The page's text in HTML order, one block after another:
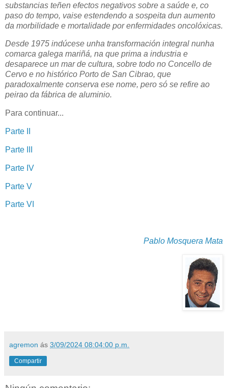
substancias ​​teñen efectos negativos sobre a saúde e, co
paso do tempo, vaise estendendo a sospeita dun aumento
da morbilidade e mortalidade por enfermidades oncolóxicas.
Desde 1975 indúcese unha transformación integral nunha
comarca galega mariñá, na que prima a industria e
desaparece un mar de cultura, sobre todo no Concello de
Cervo e no histórico Porto de San Cibrao, que
paradoxalmente conserva ese nome, pero só se refire ao
peirao da fábrica de aluminio.
Para continuar...
Parte II
Parte III
Parte IV
Parte V
Parte VI
Pablo Mosquera Mata
agremon ás 3/09/2024 08:04:00 p.m.
Compartir